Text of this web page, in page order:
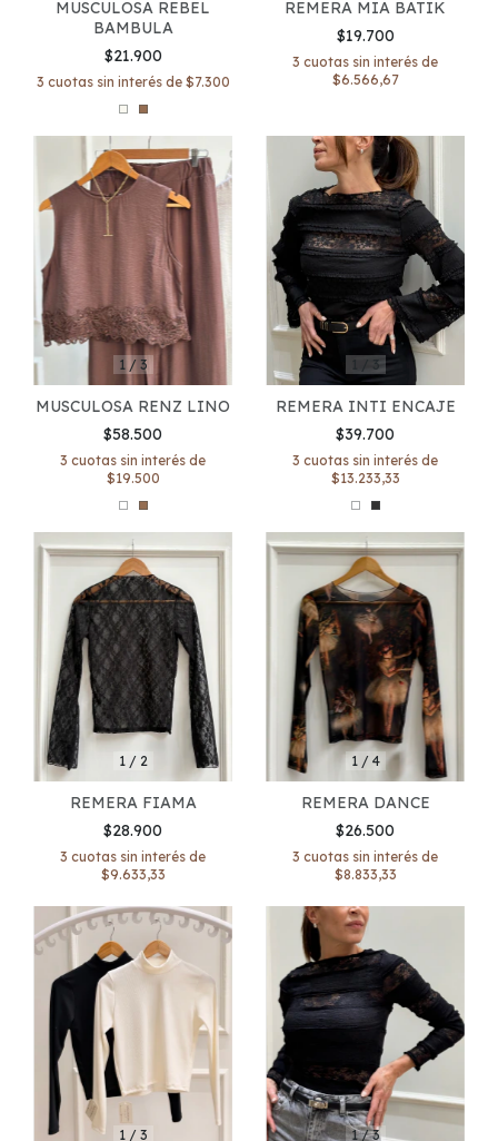
MUSCULOSA REBEL
BAMBULA
$21.900
3 cuotas sin interés de $7.300
REMERA MIA BATIK
$19.700
3 cuotas sin interés de
$6.566,67
1/ 3
MUSCULOSA RENZ LINO
$58.500
3 cuotas sin interés de
$19.500
1 / 3
REMERA INTI ENCAJE
$39.700
3 cuotas sin interés de
$13.233,33
1/ 2
REMERA FIAMA
$28.900
3 cuotas sin interés de
$9.633,33
1/ 4
REMERA DANCE
$26.500
3 cuotas sin interés de
$8.833,33
1/ 3 1/3